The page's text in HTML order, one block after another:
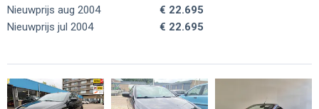
Nieuwprijs aug 2004
€ 22.695
Nieuwprijs jul 2004
€ 22.695